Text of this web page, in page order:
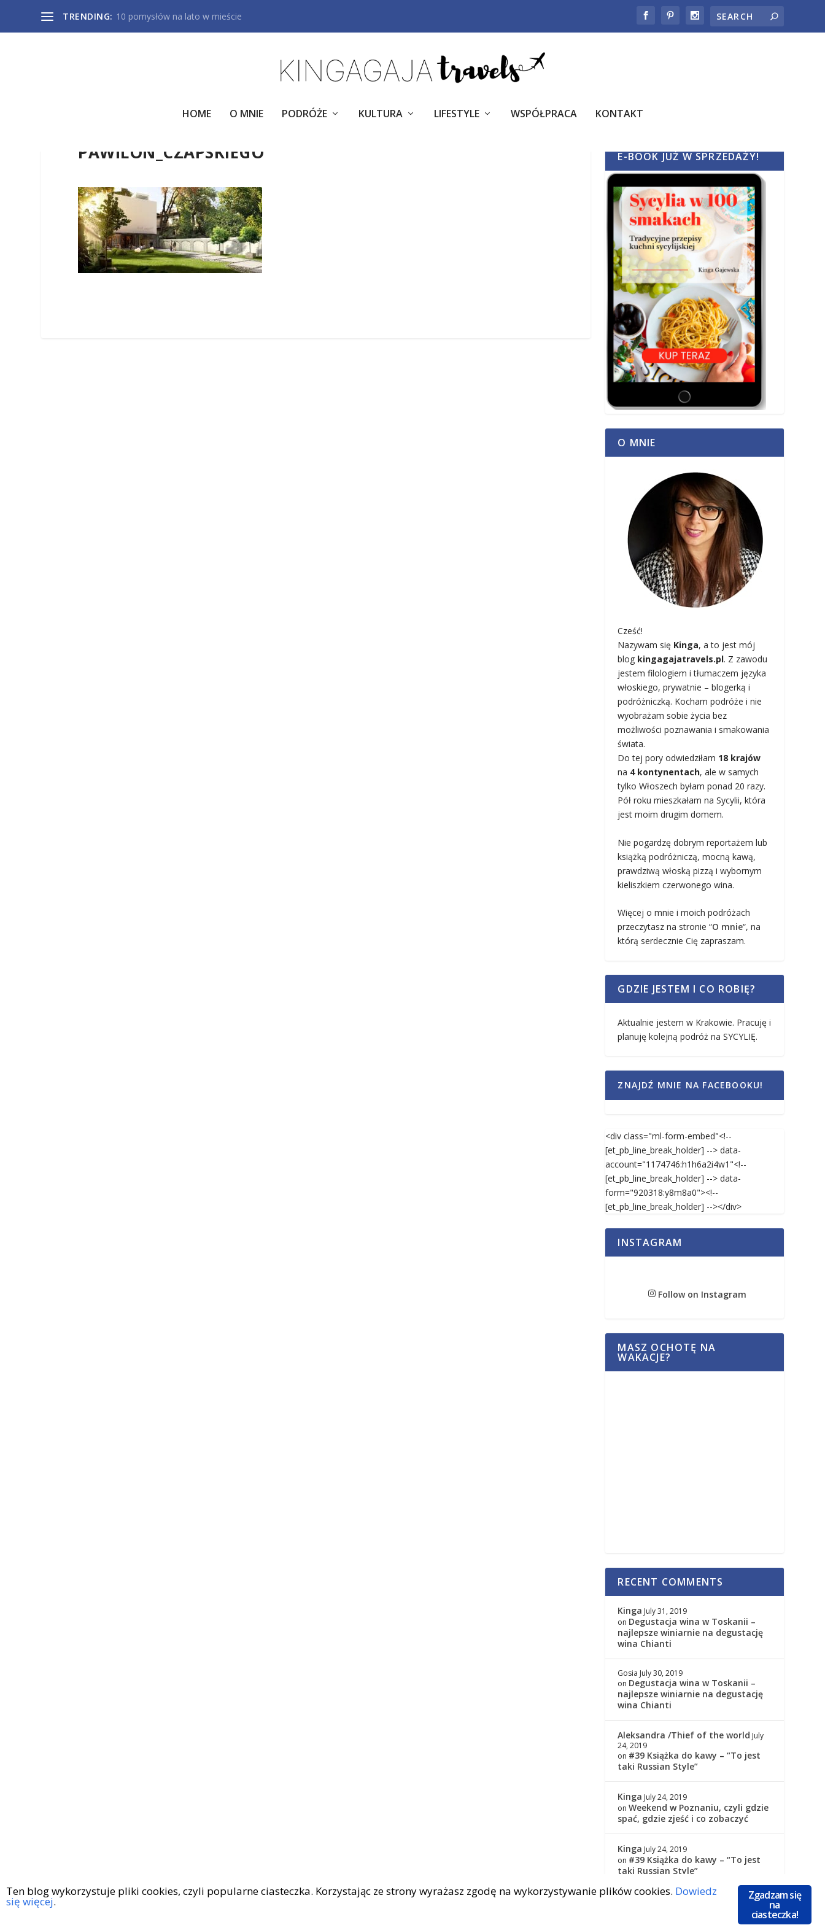
TRENDING: 10 pomysłów na lato w mieście
HOME O MNIE PODRÓŻE KULTURA LIFESTYLE WSPÓŁPRACA KONTAKT
PAWILON_CZAPSKIEGO E-BOOK JUŻ W SPRZEDAŻY!
O MNIE
Cześć!
Nazywam się Kinga, a to jest mój
blog kingagajatravels.pl. Z zawodu
jestem filologiem i tłumaczem języka
włoskiego, prywatnie – blogerką i
podróżniczką. Kocham podróże i nie
wyobrażam sobie życia bez
możliwości poznawania i smakowania
świata.
Do tej pory odwiedziłam 18 krajów
na 4 kontynentach, ale w samych
tylko Włoszech byłam ponad 20 razy.
Pół roku mieszkałam na Sycylii, która
jest moim drugim domem.
Nie pogardzę dobrym reportażem lub
książką podróżniczą, mocną kawą,
prawdziwą włoską pizzą i wybornym
kieliszkiem czerwonego wina.
Więcej o mnie i moich podróżach
przeczytasz na stronie “O mnie“, na
którą serdecznie Cię zapraszam.
GDZIE JESTEM I CO ROBIĘ?
Aktualnie jestem w Krakowie. Pracuję i
planuję kolejną podróż na SYCYLIĘ.
ZNAJDŹ MNIE NA FACEBOOKU!
<div class="ml-form-embed"<!--
[et_pb_line_break_holder] --> data-
account="1174746:h1h6a2i4w1"<!--
[et_pb_line_break_holder] --> data-
form="920318:y8m8a0"><!--
[et_pb_line_break_holder] --></div>
INSTAGRAM
Follow on Instagram
MASZ OCHOTĘ NA
WAKACJE?
RECENT COMMENTS
Kinga July 31, 2019
on Degustacja wina w Toskanii –
najlepsze winiarnie na degustację
wina Chianti
Gosia July 30, 2019
on Degustacja wina w Toskanii –
najlepsze winiarnie na degustację
wina Chianti
Aleksandra /Thief of the world July
24, 2019
on #39 Książka do kawy – “To jest
taki Russian Style”
Kinga July 24, 2019
onWeekend w Poznaniu, czyli gdzie
spać, gdzie zjeść i co zobaczyć
Kinga July 24, 2019
on #39 Książka do kawy – “To jest
taki Russian Style”
Zgadzam się
na
ciasteczka!
Ten blog wykorzystuje pliki cookies, czyli popularne ciasteczka. Korzystając ze strony wyrażasz zgodę na wykorzystywanie plików cookies. Dowiedz
się więcej.